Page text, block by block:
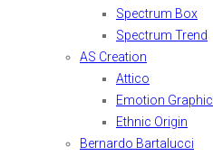
Spectrum Box
Spectrum Trend
AS Creation
Attico
Emotion Graphic
Ethnic Origin
Bernardo Bartalucci